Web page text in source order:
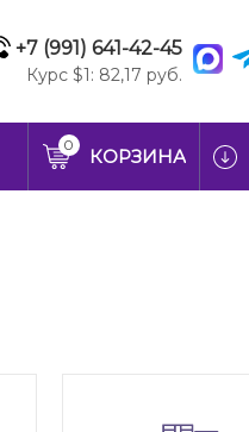
+7 (991) 641-42-45
Курс $1: 82,17 руб.
0
КОРЗИНА